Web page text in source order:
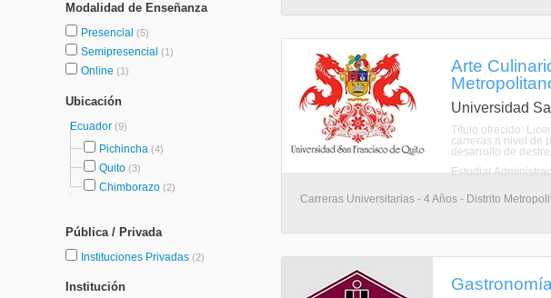
Modalidad de Enseñanza
Presencial (5)
Semipresencial (1)
Online (1)
Ubicación
Ecuador (9)
Pichincha (4)
Quito (3)
Chimborazo (2)
Pública / Privada
Instituciones Privadas (2)
Institución
Arte
Universidad
Título ofrecido:
carreras a nivel de
desarrollo de
Estudiar
Carreras Universitarias - 4 Años - Distrito